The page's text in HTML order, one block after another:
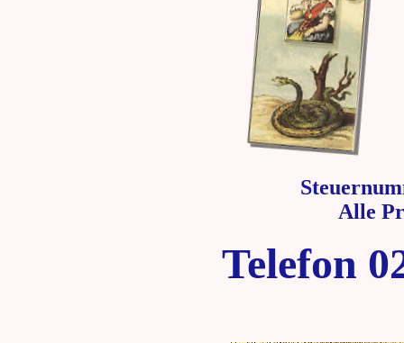
Alle
Telefon